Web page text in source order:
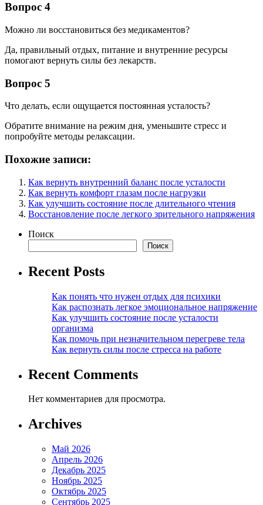
Вопрос 4
Можно ли восстановиться без медикаментов?
Да, правильный отдых, питание и внутренние ресурсы
помогают вернуть силы без лекарств.
Вопрос 5
Что делать, если ощущается постоянная усталость?
Обратите внимание на режим дня, уменьшите стресс и
попробуйте методы релаксации.
Похожие записи:
Как вернуть внутренний баланс после усталости
Как вернуть комфорт глазам после нагрузки
Как улучшить состояние после длительного чтения
Восстановление после легкого зрительного напряжения
Поиск
Поиск
Recent Posts
Как понять что нужен отдых для психики
Как распознать легкое эмоциональное напряжение
Как улучшить состояние после усталости
организма
Как помочь при незначительном перегреве тела
Как вернуть силы после стресса на работе
Recent Comments
Нет комментариев для просмотра.
Archives
Май 2026
Апрель 2026
Декабрь 2025
Ноябрь 2025
Октябрь 2025
Сентябрь 2025